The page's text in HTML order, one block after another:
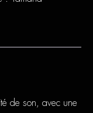
de son, avec une